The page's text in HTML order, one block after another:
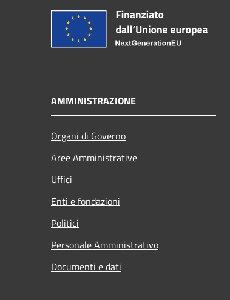
AMMINISTRAZIONE
Organi di Governo
Aree Amministrative
Uffici
Enti e fondazioni
Politici
Personale Amministrativo
Documenti e dati